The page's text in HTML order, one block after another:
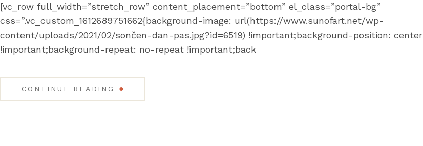
[vc_row full_width=”stretch_row” content_placement=”bottom” el_class=”portal-bg”
css=”.vc_custom_1612689751662{background-image: url(https://www.sunofart.net/wp-
content/uploads/2021/02/sončen-dan-pas.jpg?id=6519) !important;background-position: center
!important;background-repeat: no-repeat !important;back
CONTINUE READING ●